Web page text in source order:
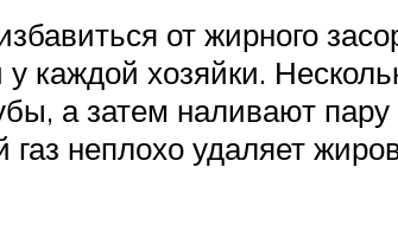
от жирного
у каждой хозяйки.
а затем наливают
газ неплохо удаляет